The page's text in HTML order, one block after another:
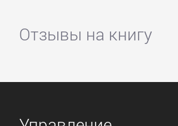
Отзывы на книгу